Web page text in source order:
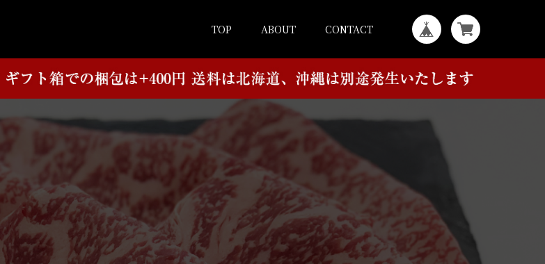
TOP ABOUT CONTACT